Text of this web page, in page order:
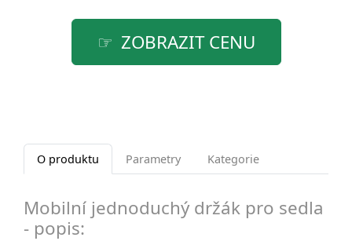
ZOBRAZIT CENU
O produktu Parametry Kategorie
Mobilní jednoduchý držák pro sedla
- popis: